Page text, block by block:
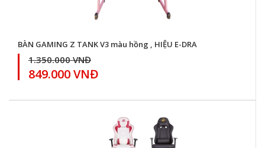
BÀN GAMING Z TANK V3 màu hồng , HIỆU E-DRA
1.350.000 VNĐ
849.000 VNĐ